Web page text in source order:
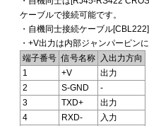
ケーブルで接続可能です。
・自機同士接続ケーブル
・+V出力は内部ジャンパーピン
端子番号 信号名称
入出力方向
1
+V
出力
2
S-GND
-
3
TXD+
出力
4
RXD-
入力